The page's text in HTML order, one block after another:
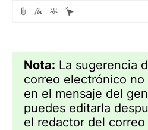
Nota: La sugerencia
correo electrónico
en el mensaje del
puedes editarla
el redactor del